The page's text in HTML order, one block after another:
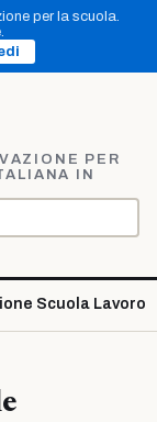
per la scuola.
PER
IN
Scuola Lavoro